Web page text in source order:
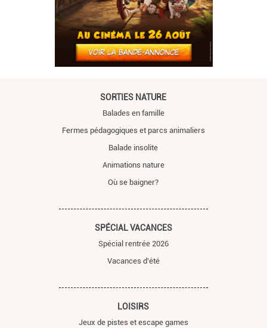
SORTIES NATURE
Balades en famille
Fermes pédagogiques et parcs animaliers
Balade insolite
Animations nature
Où se baigner?
SPÉCIAL VACANCES
Spécial rentrée 2026
Vacances d'été
LOISIRS
Jeux de pistes et escape games